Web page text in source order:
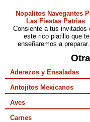
Nopalitos Navegantes
Las Fiestas Patrias
Consiente a tus invitados
este rico platillo que te
enseñaremos a
Aderezos y Ensaladas
Antojitos Mexicanos
Aves
Carnes